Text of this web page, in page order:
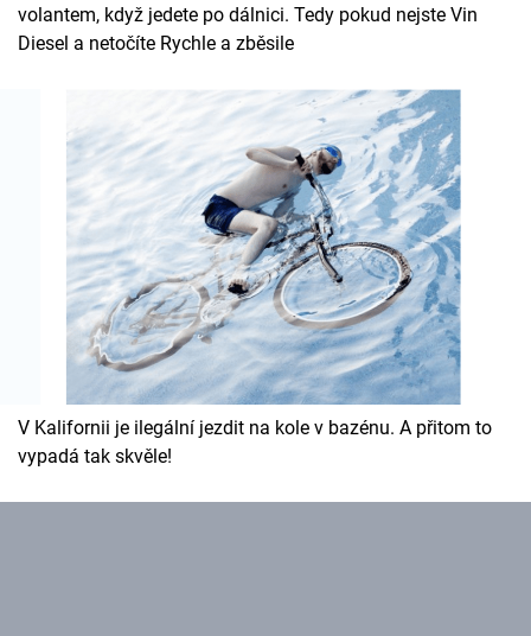
volantem, když jedete po dálnici. Tedy pokud nejste Vin
Diesel a netočíte Rychle a zběsile
V Kalifornii je ilegální jezdit na kole v bazénu. A přitom to
vypadá tak skvěle!